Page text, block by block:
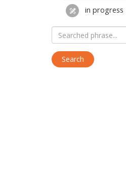
in progress